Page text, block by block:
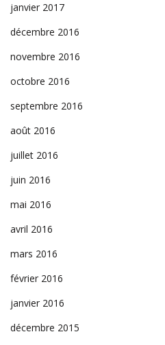
janvier 2017
décembre 2016
novembre 2016
octobre 2016
septembre 2016
août 2016
juillet 2016
juin 2016
mai 2016
avril 2016
mars 2016
février 2016
janvier 2016
décembre 2015